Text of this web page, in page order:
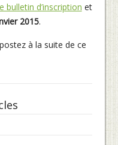
bulletin d’inscription et
2015.
à la suite de ce